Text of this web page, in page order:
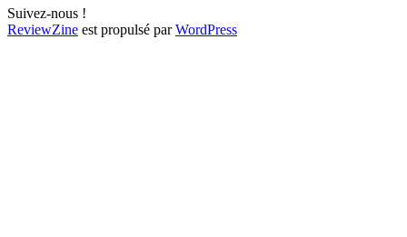
Suivez-nous !
ReviewZine est propulsé parWordPress